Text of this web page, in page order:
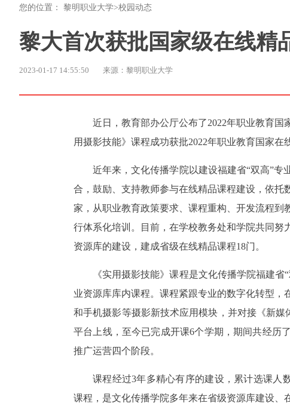
您的位置： 黎明职业大学>校园动态
黎大首次获批国家级在线精
2023-01-17 14:55:50 来源：黎明职业大学
近日，教育部办公厅公布了2022年职业教育
用摄影技能》课程成功获批2022年职业教育国家在
近年来，文化传播学院以建设福建省“双高”
合，鼓励、支持教师参与在线精品课程建设，依
家，从职业教育政策要求、课程重构、开发流程
行体系化培训。目前，在学校教务处和学院共同
资源库的建设，建成省级在线精品课程18门。
《实用摄影技能》课程是文化传播学院福建
业资源库库内课程。课程紧跟专业的数字化转型
和手机摄影等摄影新技术应用模块，并对接《新
平台上线，至今已完成开课6个学期，期间共经历
推广运营四个阶段。
课程经过3年多精心有序的建设，累计选课人
课程，是文化传播学院多年来在省级资源库建设